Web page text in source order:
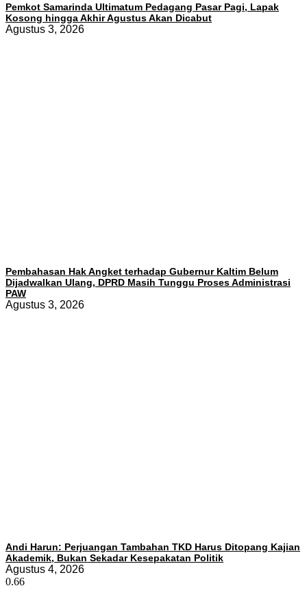
Pemkot Samarinda Ultimatum Pedagang Pasar Pagi, Lapak
Kosong hingga Akhir Agustus Akan Dicabut
Agustus 3, 2026
Pembahasan Hak Angket terhadap Gubernur Kaltim Belum
Dijadwalkan Ulang, DPRD Masih Tunggu Proses Administrasi
PAW
Agustus 3, 2026
Andi Harun: Perjuangan Tambahan TKD Harus Ditopang Kajian
Akademik, Bukan Sekadar Kesepakatan Politik
Agustus 4, 2026